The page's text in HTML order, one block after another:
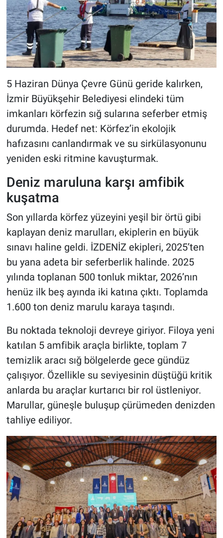
5 Haziran Dünya Çevre Günü geride kalırken,
İzmir Büyükşehir Belediyesi elindeki tüm
imkanları körfezin sığ sularına seferber etmiş
durumda. Hedef net: Körfez’in ekolojik
hafızasını canlandırmak ve su sirkülasyonunu
yeniden eski ritmine kavuşturmak.
Deniz maruluna karşı amfibik
kuşatma
Son yıllarda körfez yüzeyini yeşil bir örtü gibi
kaplayan deniz marulları, ekiplerin en büyük
sınavı haline geldi. İZDENİZ ekipleri, 2025’ten
bu yana adeta bir seferberlik halinde. 2025
yılında toplanan 500 tonluk miktar, 2026’nın
henüz ilk beş ayında iki katına çıktı. Toplamda
1.600 ton deniz marulu karaya taşındı.
Bu noktada teknoloji devreye giriyor. Filoya yeni
katılan 5 amfibik araçla birlikte, toplam 7
temizlik aracı sığ bölgelerde gece gündüz
çalışıyor. Özellikle su seviyesinin düştüğü kritik
anlarda bu araçlar kurtarıcı bir rol üstleniyor.
Marullar, güneşle buluşup çürümeden denizden
tahliye ediliyor.